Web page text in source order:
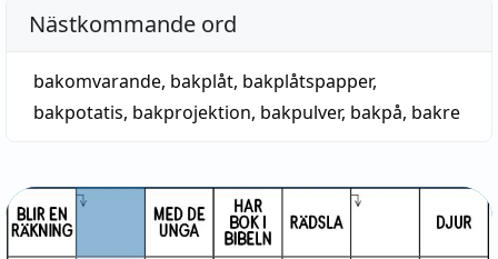
Nästkommande ord
bakomvarande, bakplåt, bakplåtspapper,
bakpotatis, bakprojektion, bakpulver, bakpå, bakre